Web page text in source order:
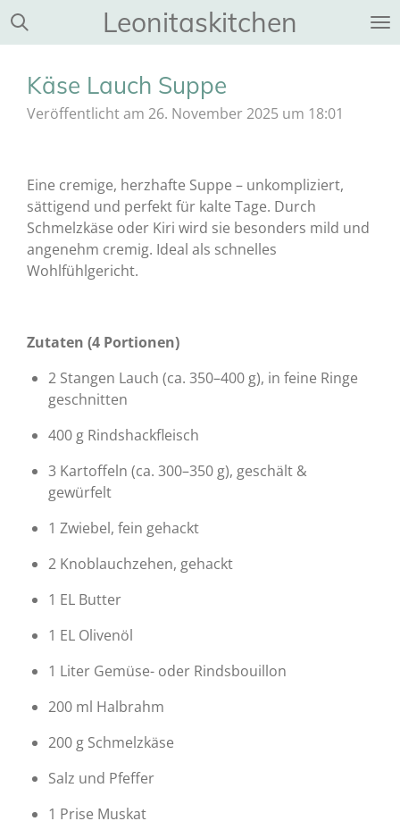
Zum
Leonitaskitchen
Käse Lauch Suppe
Veröffentlicht am 26. November 2025 um 18:01
Eine cremige, herzhafte Suppe – unkompliziert,
sättigend und perfekt für kalte Tage. Durch
Schmelzkäse oder Kiri wird sie besonders mild und
angenehm cremig. Ideal als schnelles
Wohlfühlgericht.
Zutaten (4 Portionen)
2 Stangen Lauch (ca. 350–400 g), in feine Ringe
geschnitten
400 g Rindshackfleisch
3 Kartoffeln (ca. 300–350 g), geschält &
gewürfelt
1 Zwiebel, fein gehackt
2 Knoblauchzehen, gehackt
1 EL Butter
1 EL Olivenöl
1 Liter Gemüse- oder Rindsbouillon
200 ml Halbrahm
200 g Schmelzkäse
Salz und Pfeffer
1 Prise Muskat